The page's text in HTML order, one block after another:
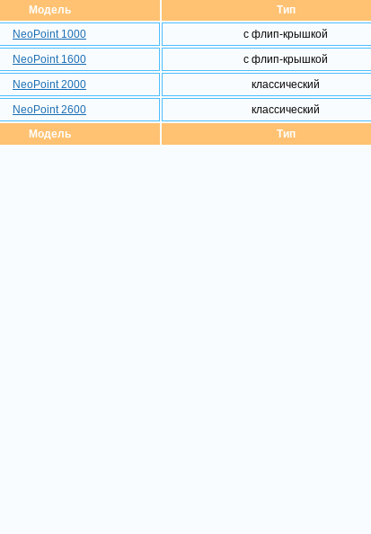
Модель Тип
NeoPoint 1000
с флип-крышкой
NeoPoint 1600
с флип-крышкой
NeoPoint 2000
классический
NeoPoint 2600
классический
Модель
Тип